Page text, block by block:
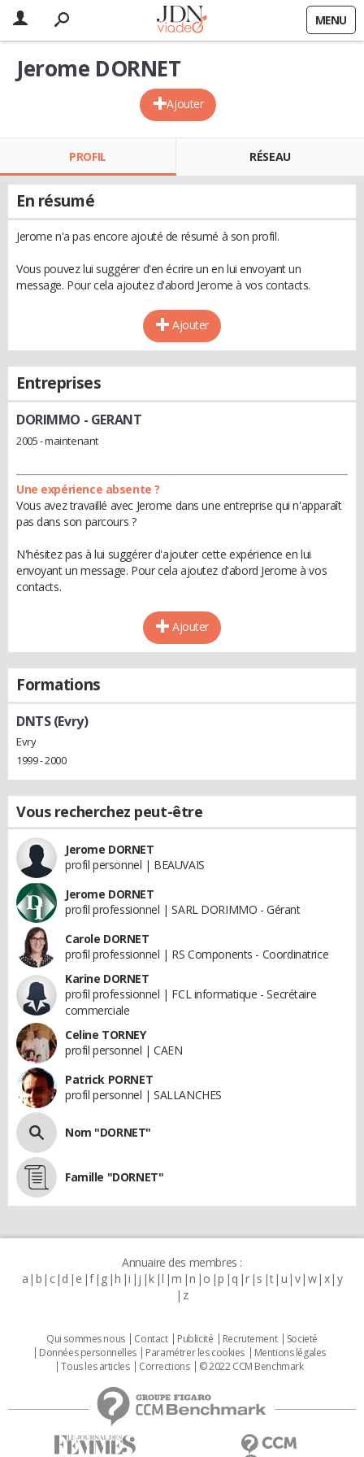
MENU
Ajouter
Jerome DORNET
PROFIL RÉSEAU
En résumé
Jerome n'a pas encore ajouté de résumé à son profil.
Vous pouvez lui suggérer d'en écrire un en lui envoyant un
message. Pour cela ajoutez d'abord Jerome à vos contacts.
Ajouter
Entreprises
DORIMMO - GERANT
2005 - maintenant
Une expérience absente ?
Vous avez travaillé avec Jerome dans une entreprise qui n'apparaît
pas dans son parcours ?
N'hésitez pas à lui suggérer d'ajouter cette expérience en lui
envoyant un message. Pour cela ajoutez d'abord Jerome à vos
contacts.
Ajouter
Formations
DNTS (Evry)
Evry
1999 - 2000
Vous recherchez peut-être
Jerome DORNET
profil personnel | BEAUVAIS
Jerome DORNET
profil professionnel | SARL DORIMMO - Gérant
Carole DORNET
profil professionnel | RS Components - Coordinatrice
Karine DORNET
profil professionnel | FCL informatique - Secrétaire
commerciale
Celine TORNEY
profil personnel | CAEN
Patrick PORNET
profil personnel | SALLANCHES
Nom "DORNET"
Famille "DORNET"
Annuaire des membres :
a b c d e f g h i j k l m n o p q r s t u v w x y
z
Qui sommes nous Contact Publicité Recrutement
Societé
Données personnelles
Paramétrer les cookies
Mentions légales
Tous les articles
Corrections © 2022 CCM Benchmark